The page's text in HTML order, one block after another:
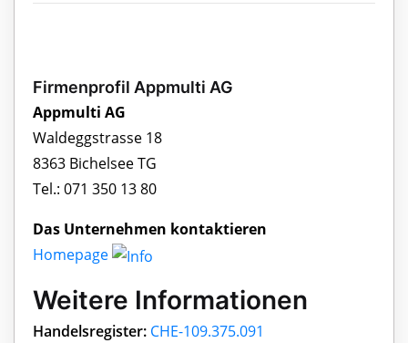
Firmenprofil Appmulti AG
Appmulti AG
Waldeggstrasse 18
8363 Bichelsee TG
Tel.: 071 350 13 80
Das Unternehmen kontaktieren
Homepage
Weitere Informationen
Handelsregister: CHE-109.375.091